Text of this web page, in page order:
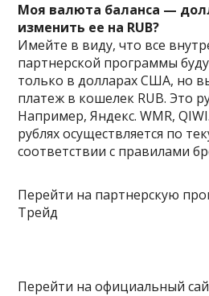
Моя валюта баланса —
изменить ее на RUB?
Имейте в виду, что все
партнерской программы
только в долларах США, но
платеж в кошелек RUB. Это
Например, Яндекс. WMR,
рублях осуществляется по
соответствии с правилами
Перейти на партнерскую
Трейд
Перейти на официальный